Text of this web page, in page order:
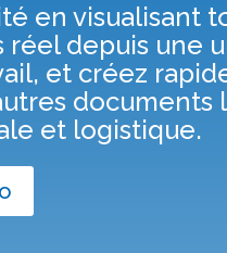
en visualisant
depuis une
et créez
documents
et logistique.